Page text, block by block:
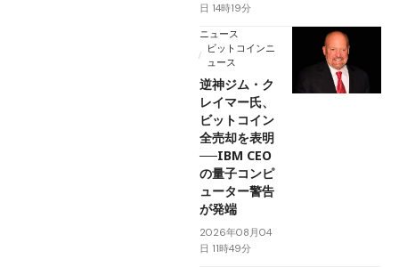
日 14時19分
ニュース
ビットコインニ
ュース
逆神ジム・ク
レイマー氏、
ビットコイン
全売却を表明
──IBM CEO
の量子コンピ
ューター警告
が発端
2026年08月04
日 11時49分